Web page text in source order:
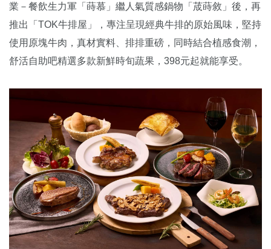
業－餐飲生力軍「蒔慕」繼人氣質感鍋物「荿蒔敘」後，再
推出「TOK牛排屋」，專注呈現經典牛排的原始風味，堅持
使用原塊牛肉，真材實料、排排重磅，同時結合植感食潮，
舒活自助吧精選多款新鮮時旬蔬果，398元起就能享受。